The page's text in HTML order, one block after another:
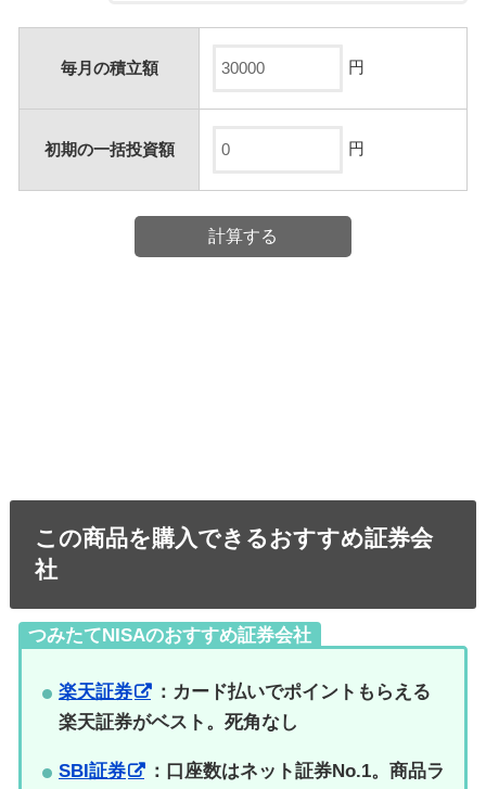
毎月の積立額 円
初期の一括投資額 円
この商品を購入できるおすすめ証券会
社
つみたてNISAのおすすめ証券会社
楽天証券
：カード払いでポイントもらえる
楽天証券がベスト。死角なし
SBI証券
：口座数はネット証券No.1。商品ラ